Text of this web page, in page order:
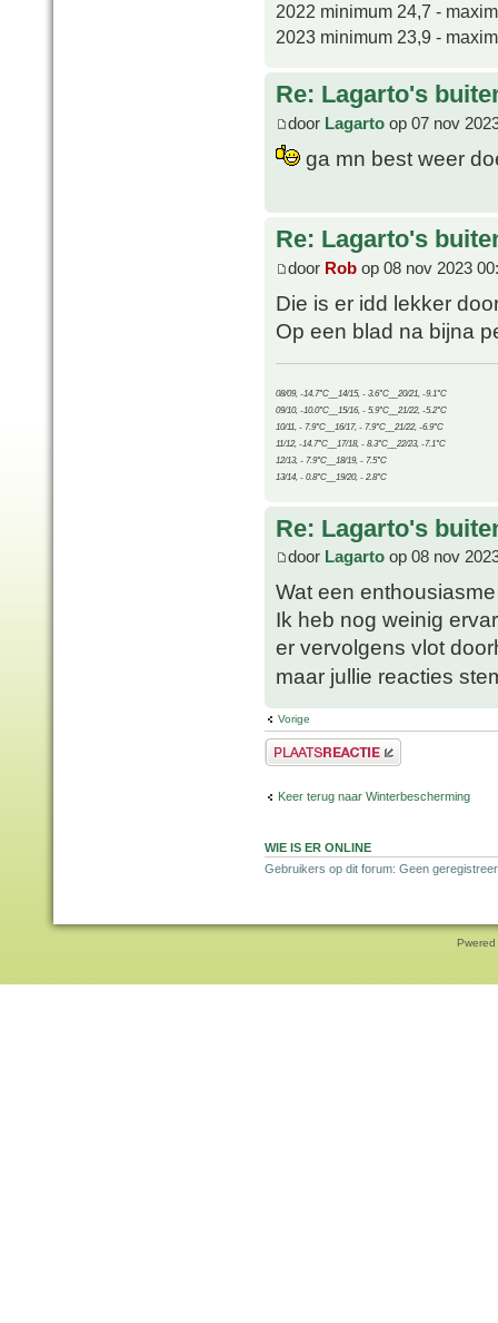
2022 minimum 24,7 -
2023 minimum 23,9 -
Re: Lagarto's
door Lagarto op 07 nov
ga mn best weer
Re: Lagarto's
door Rob op 08 nov 2023
Die is er idd lekker
Op een blad na bijna
08/09, -14.7°C__14/15, - 3.6°C__20/21, -9.1°C
09/10, -10.0°C__15/16, - 5.9°C__21/22, -5.2°C
10/11, - 7.9°C__16/17, - 7.9°C__21/22, -6.9°C
11/12, -14.7°C__17/18, - 8.3°C__22/23, -7.1°C
12/13, - 7.9°C__18/19, - 7.5°C
13/14, - 0.8°C__19/20, - 2.8°C
Re: Lagarto's
door Lagarto op 08 nov
Wat een
Ik heb nog weinig
er vervolgens vlot
maar jullie reacties
Vorige
Plaats een reactie
Keer terug naar Winterbescherming
WIE IS ER ONLINE
Gebruikers op dit forum: Geen